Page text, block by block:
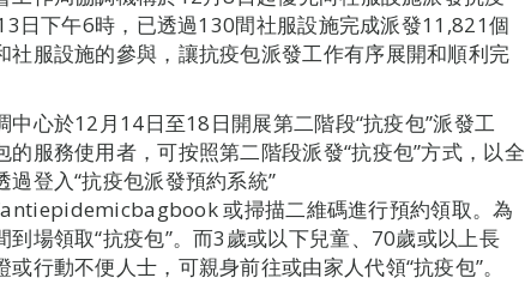
日下午6時，已透過130間社服設施完成派發11,821個
社服設施的參與，讓抗疫包派發工作有序展開和順利完
心於12月14日至18日開展第二階段“抗疫包”派發工
服務使用者，可按照第二階段派發“抗疫包”方式，以全
登入“抗疫包派發預約系統”
或掃描二維碼進行預約領取。為
場領取“抗疫包”。而3歲或以下兒童、70歲或以上長
行動不便人士，可親身前往或由家人代領“抗疫包”。